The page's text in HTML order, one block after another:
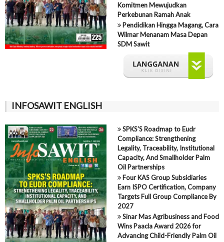
Komitmen Mewujudkan
Perkebunan Ramah Anak
Pendidikan Hingga Magang, Cara
Wilmar Menanam Masa Depan
SDM Sawit
INFOSAWIT ENGLISH
SPKS’S Roadmap to Eudr
Compliance: Strengthening
Legality, Traceability, Institutional
Capacity, And Smallholder Palm
Oil Partnerships
Four KAS Group Subsidiaries
Earn ISPO Certification, Company
Targets Full Group Compliance By
2027
Sinar Mas Agribusiness and Food
Wins Paacla Award 2026 for
Advancing Child-Friendly Palm Oil